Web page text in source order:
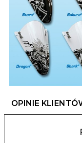
OPINIE